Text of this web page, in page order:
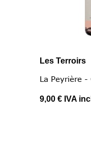
Les Terroirs
La Peyrière -
9,00 € IVA